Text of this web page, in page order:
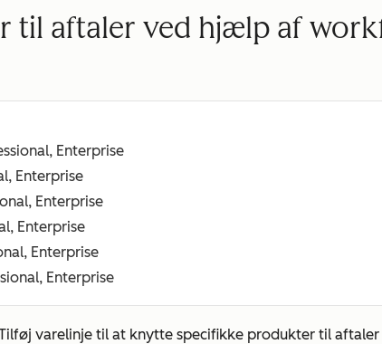
til aftaler ved hjælp af
Enterprise
Enterprise
Enterprise
Enterprise
Enterprise
Enterprise
varelinje til at knytte specifikke produkter til aftaler